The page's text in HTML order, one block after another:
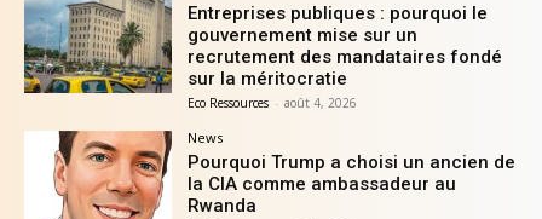
Entreprises publiques : pourquoi le
gouvernement mise sur un
recrutement des mandataires fondé
sur la méritocratie
Eco Ressources - août 4, 2026
News
Pourquoi Trump a choisi un ancien de
la CIA comme ambassadeur au
Rwanda